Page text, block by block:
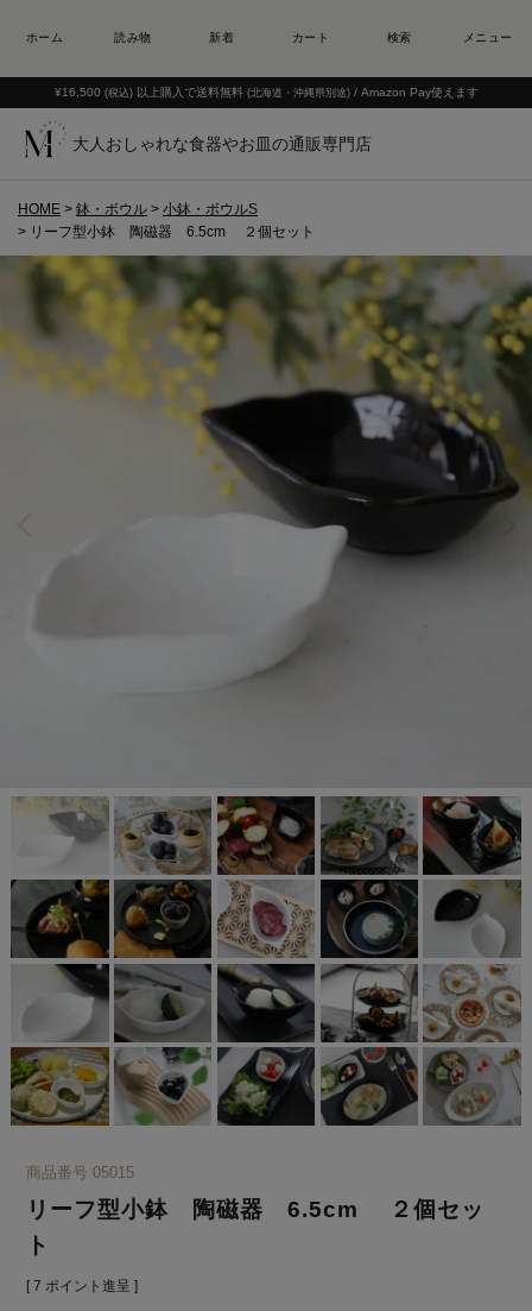
¥16,500 (税込) 以上購入で送料無料 (北海道・沖縄県別途) / Amazon Pay使えます
大人おしゃれな食器やお皿の通販専門店
HOME 鉢・ボウル
小鉢・ボウルS
リーフ型小鉢 陶磁器 6.5cm ２個セット
商品番号 05015
リーフ型小鉢 陶磁器 6.5cm ２個セッ
ト
[ 7 ポイント進呈 ]